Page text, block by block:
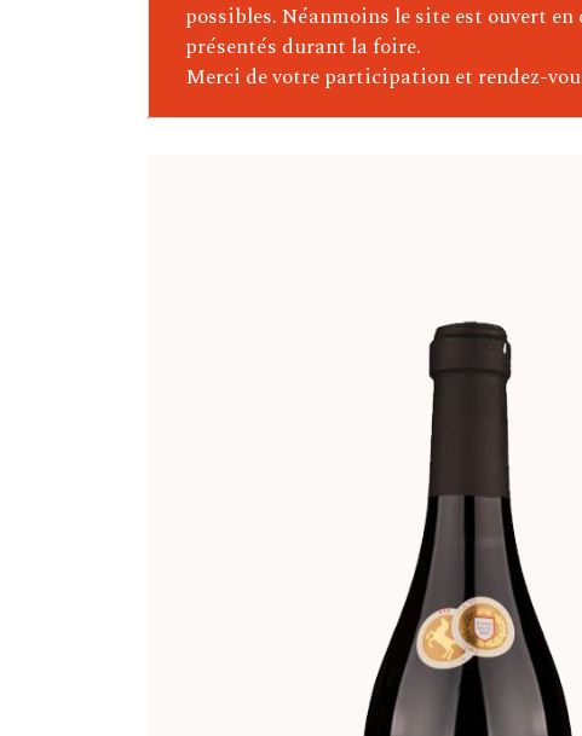
Ponsard-Chevalier (Bourgogne)
Boudau (Roussillon)
possibles. Néanmoins le site est ouvert
présentés durant la foire.
Merci de votre participation et rendez-